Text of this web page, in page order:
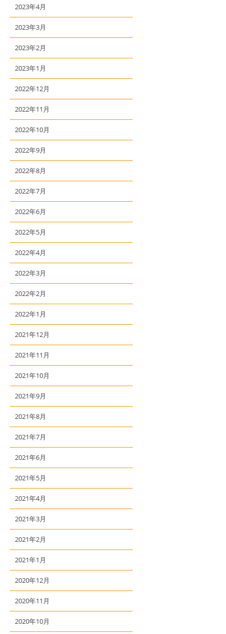
2023年4月
2023年3月
2023年2月
2023年1月
2022年12月
2022年11月
2022年10月
2022年9月
2022年8月
2022年7月
2022年6月
2022年5月
2022年4月
2022年3月
2022年2月
2022年1月
2021年12月
2021年11月
2021年10月
2021年9月
2021年8月
2021年7月
2021年6月
2021年5月
2021年4月
2021年3月
2021年2月
2021年1月
2020年12月
2020年11月
2020年10月